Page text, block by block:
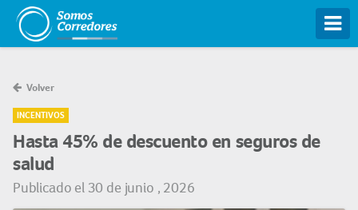
Volver
INCENTIVOS
Hasta 45% de descuento en seguros de
salud
Publicado el 30 de junio , 2026